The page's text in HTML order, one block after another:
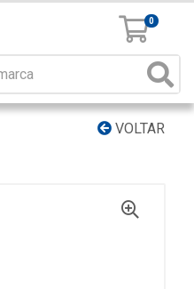
0
VOLTAR